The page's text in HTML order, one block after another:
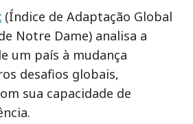
(Índice de Adaptação Global
Notre Dame) analisa a
um país à mudança
desafios globais,
sua capacidade de